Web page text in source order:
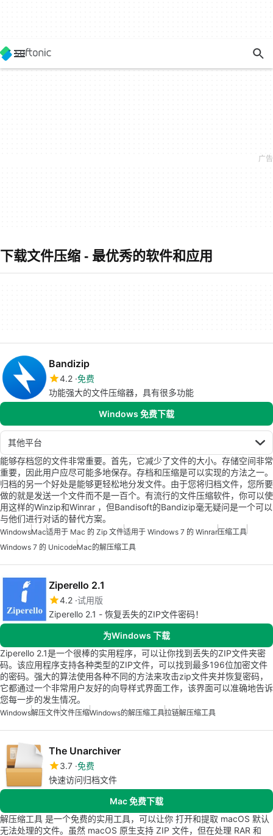
下载文件压缩 - 最优秀的软件和应用
Bandizip
4.2 免费
功能强大的文件压缩器，具有很多功能
Windows 免费下载
其他平台
能够存档您的文件非常重要。首先，它减少了文件的大小。存储空间非常
重要，因此用户应尽可能多地保存。存档和压缩是可以实现的方法之一。
归档的另一个好处是能够更轻松地分发文件。由于您将归档文件，您所要
做的就是发送一个文件而不是一百个。有流行的文件压缩软件，你可以使
用这样的Winzip和Winrar ，但Bandisoft的Bandizip毫无疑问是一个可以
与他们进行对话的替代方案。
WindowsMac适用于 Mac 的 Zip 文件适用于 Windows 7 的 Winrar压缩工具
Windows 7 的 UnicodeMac的解压缩工具
Ziperello 2.1
4.2 试用版
Ziperello 2.1 - 恢复丢失的ZIP文件密码！
为Windows 下载
Ziperello 2.1是一个很棒的实用程序，可以让你找到丢失的ZIP文件夹密
码。该应用程序支持各种类型的ZIP文件，可以找到最多196位加密文件
的密码。强大的算法使用各种不同的方法来攻击zip文件夹并恢复密码，
它都通过一个非常用户友好的向导样式界面工作，该界面可以准确地告诉
您每一步的发生情况。
Windows解压文件文件压缩Windows的解压缩工具拉链解压缩工具
The Unarchiver
3.7 免费
快速访问归档文件
Mac 免费下载
解压缩工具 是一个免费的实用工具，可以让你 打开和提取 macOS 默认
无法处理的文件。虽然 macOS 原生支持 ZIP 文件，但在处理 RAR 和